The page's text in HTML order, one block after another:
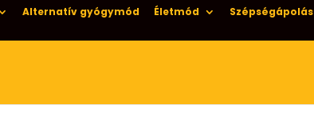
Alternatív gyógymód Életmód Szépségápolás